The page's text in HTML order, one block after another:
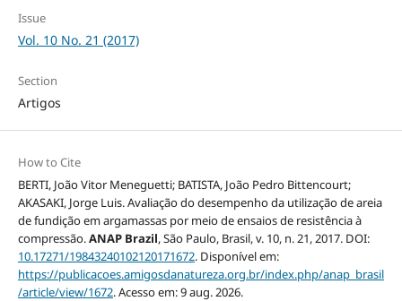
Issue
Vol. 10 No. 21 (2017)
Section
Artigos
How to Cite
BERTI, João Vitor Meneguetti; BATISTA, João Pedro Bittencourt;
AKASAKI, Jorge Luis. Avaliação do desempenho da utilização de areia
de fundição em argamassas por meio de ensaios de resistência à
compressão.ANAP Brazil, São Paulo, Brasil, v. 10, n. 21, 2017. DOI:
10.17271/19843240102120171672. Disponível em:
https://publicacoes.amigosdanatureza.org.br/index.php/anap_brasil
/article/view/1672. Acesso em: 9 aug. 2026.